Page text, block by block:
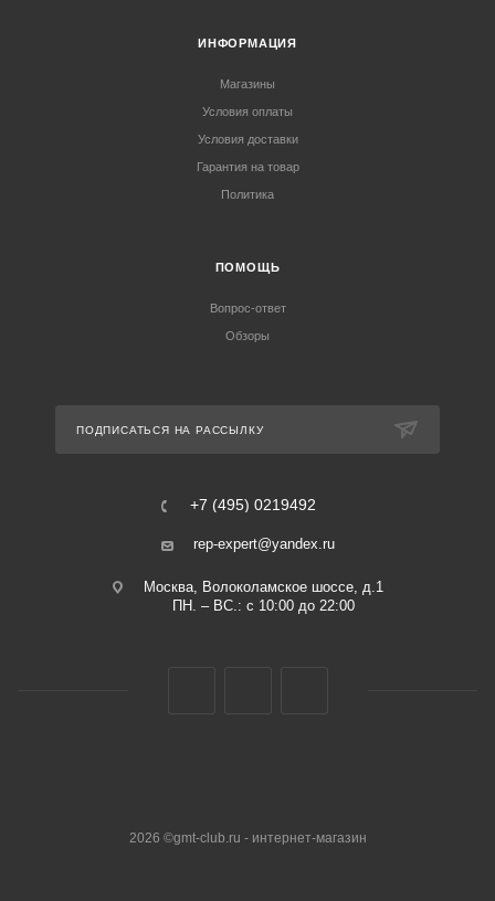
ИНФОРМАЦИЯ
Магазины
Условия оплаты
Условия доставки
Гарантия на товар
Политика
ПОМОЩЬ
Вопрос-ответ
Обзоры
ПОДПИСАТЬСЯ НА РАССЫЛКУ
+7 (495) 0219492
rep-expert@yandex.ru
Москва, Волоколамское шоссе, д.1
ПН. – ВС.: с 10:00 до 22:00
2026 ©gmt-club.ru - интернет-магазин